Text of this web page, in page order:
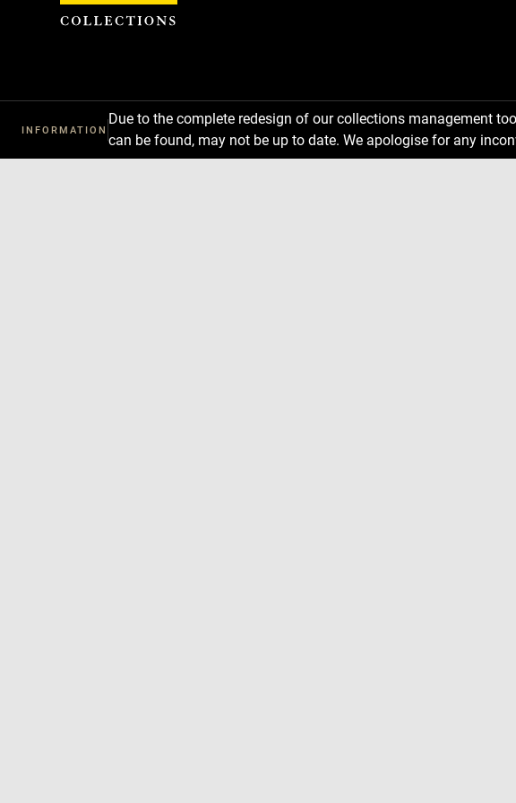
INFORMATION
Due to the complete redesign of our collections management
can be found, may not be up to date. We apologise for any
Cookies management panel